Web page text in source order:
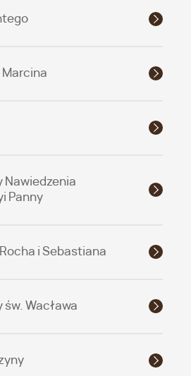
Marcina
Nawiedzenia
Panny
i Sebastiana
św. Wacława